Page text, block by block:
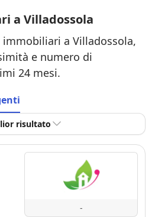
a Villadossola
a Villadossola,
e numero di
24 mesi.
risultato
-